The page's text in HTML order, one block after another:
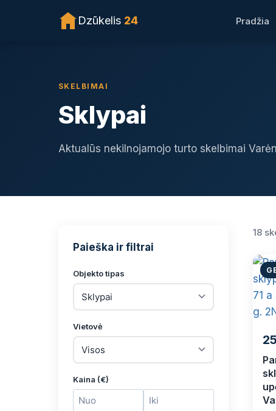
Dzūkelis 24 Pradžia
SKELBIMAI
Sklypai
Aktualūs nekilnojamojo turto skelbimai
Paieška ir filtrai
Objekto tipas
Vietovė
Kaina (€)
18